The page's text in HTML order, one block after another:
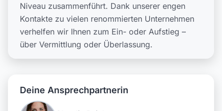
Niveau zusammenführt. Dank unserer engen
Kontakte zu vielen renommierten Unternehmen
verhelfen wir Ihnen zum Ein- oder Aufstieg –
über Vermittlung oder Überlassung.
Deine Ansprechpartnerin